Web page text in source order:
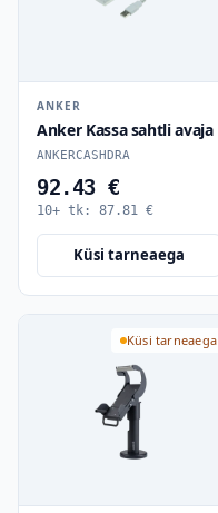
ANKER
Anker Kassa sahtli avaja
ANKERCASHDRA
92.43 €
10+ tk: 87.81 €
Küsi tarneaega
Küsi tarneaega